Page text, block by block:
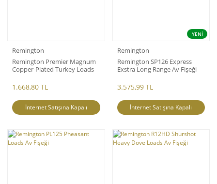
Remington
Remington Premier Magnum
Copper-Plated Turkey Loads
1.668,80 TL
İnternet Satışına Kapalı
YENİ
Remington
Remington SP126 Express
Exstra Long Range Av Fişeği
3.575,99 TL
İnternet Satışına Kapalı